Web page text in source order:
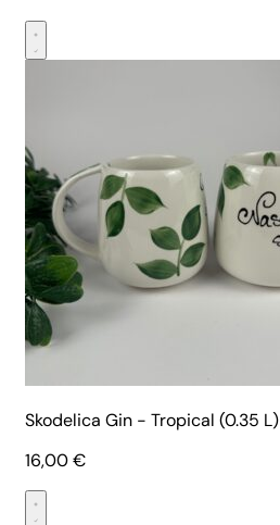
Skodelica Gin - Tropical (0.35 L)
16,00€